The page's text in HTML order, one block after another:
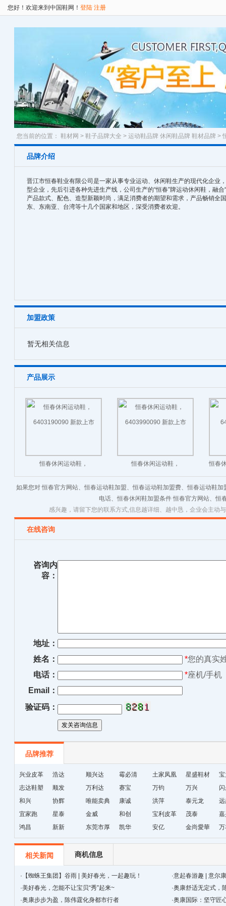
您好！欢迎来到中国鞋网！ 登陆 注册
您当前的位置： 鞋材网 > 鞋子品牌大全 > 运动鞋品牌 休闲鞋品牌 鞋材品牌 >
品牌介绍
晋江市恒春鞋业有限公司是一家从事专业运动、休闲鞋生产的现代化企业
型企业，先后引进各种先进生产线，公司生产的“恒春”牌运动休闲鞋，融
产品款式、配色、造型新颖时尚，满足消费者的期望和需求，产品畅销全
东、东南亚、台湾等十几个国家和地区，深受消费者欢迎。
加盟政策
暂无相关信息
产品展示
恒春休闲运动鞋，
6403190090 新款上市
恒春休闲运动鞋，
6403990090 新款上市
恒春
如果您对 恒春官方网站、恒春运动鞋加盟、恒春运动鞋加盟费、恒春运动鞋
电话、恒春休闲鞋加盟条件 恒春官方网站、恒
感兴趣，请留下您的联系方式,信息越详细、越中恳，企业会主动
在线咨询
咨询内
容：
地址：
姓名：
*您的真实
电话：
*座机/手机
Email：
验证码：
品牌推荐
兴业皮革 浩达 顺兴达 霉必清
土家凤凰
十字绣鞋
垫厂
星盛鞋材
志达鞋塑
顺发 万利达 赛宝 万钧 万兴
和兴
协辉 唯能卖典 康诚 洪萍 泰元龙
宜家跑
星泰 金威 和创 宝利皮革 茂泰
鸿昌
新新
东莞市厚
街天逸皮
革
凯华 安亿 金尚愛華
相关新闻 商机信息
· 【蜘蛛王集团】谷雨 | 美好春光，一起趣玩！ ·意起春游趣 | 意尔
·美好春光，怎能不让宝贝“秀”起来~ ·奥康舒适无定式，
·奥康步步为盈，陈伟霆化身都市行者 ·奥康国际：坚守匠